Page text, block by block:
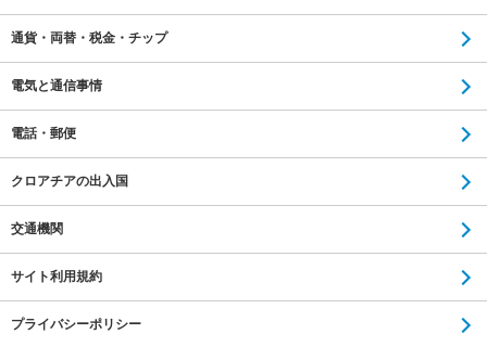
通貨・両替・税金・チップ
電気と通信事情
電話・郵便
クロアチアの出入国
交通機関
サイト利用規約
プライバシーポリシー